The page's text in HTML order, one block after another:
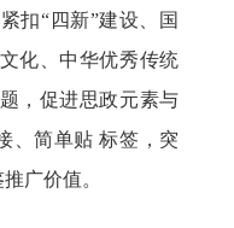
扣“四新”建设、国
化、中华优秀传统
，促进思政元素与
、简单贴 标签，突
广价值。